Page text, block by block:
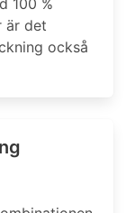
100 %
är det
också